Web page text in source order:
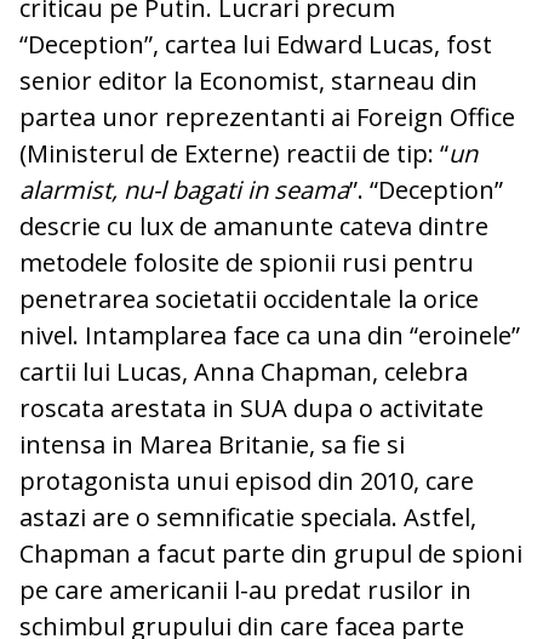
criticau pe Putin. Lucrari precum
“Deception”, cartea lui Edward Lucas, fost
senior editor la Economist, starneau din
partea unor reprezentanti ai Foreign Office
(Ministerul de Externe) reactii de tip: “un
alarmist, nu-l bagati in seama”. “Deception”
descrie cu lux de amanunte cateva dintre
metodele folosite de spionii rusi pentru
penetrarea societatii occidentale la orice
nivel. Intamplarea face ca una din “eroinele”
cartii lui Lucas, Anna Chapman, celebra
roscata arestata in SUA dupa o activitate
intensa in Marea Britanie, sa fie si
protagonista unui episod din 2010, care
astazi are o semnificatie speciala. Astfel,
Chapman a facut parte din grupul de spioni
pe care americanii l-au predat rusilor in
schimbul grupului din care facea parte